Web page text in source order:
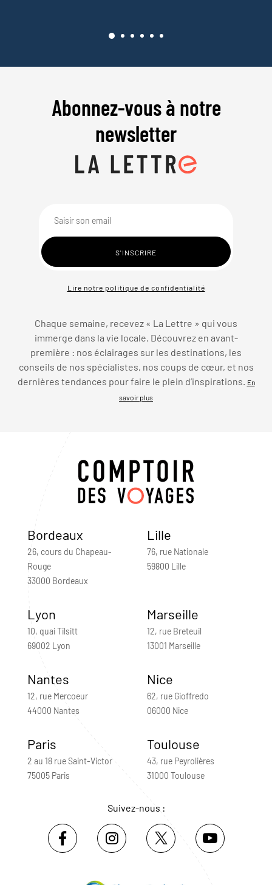
Abonnez-vous à notre
newsletter
Lire notre politique de confidentialité
Chaque semaine, recevez « La Lettre » qui vous
immerge dans la vie locale. Découvrez en avant-
première : nos éclairages sur les destinations, les
conseils de nos spécialistes, nos coups de cœur, et nos
dernières tendances pour faire le plein d’inspirations.
En
savoir plus
Bordeaux
26, cours du Chapeau-
Rouge
33000 Bordeaux
Lille
76, rue Nationale
59800 Lille
Lyon
10, quai Tilsitt
69002 Lyon
Marseille
12, rue Breteuil
13001 Marseille
Nantes
12, rue Mercoeur
44000 Nantes
Nice
62, rue Gioffredo
06000 Nice
Paris
2 au 18 rue Saint-Victor
75005 Paris
Toulouse
43, rue Peyrolières
31000 Toulouse
Suivez-nous :